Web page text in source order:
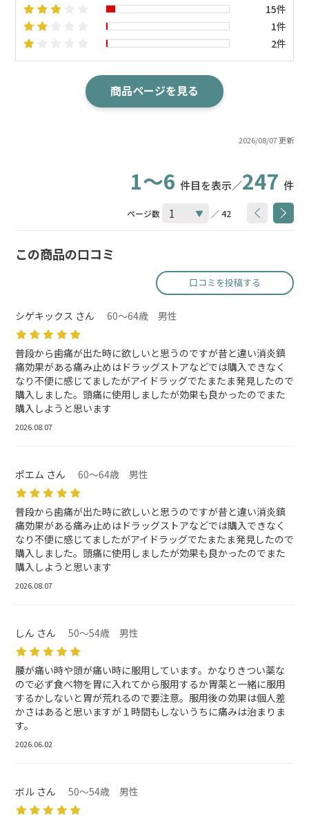
2026/08/07 更新
15件
1件
2件
商品ページを見る
1～6 件目を表示／247 件
ページ数 ／ 42
この商品の口コミ
口コミを投稿する
シゲキックス さん 60～64歳 男性
普段から歯痛が出た時に欲しいと思うのですが昔と違い消炎鎮
痛効果がある痛み止めはドラッグストアなどでは購入できなく
なり不便に感じてましたがアイドラッグでたまたま発見したので
購入しました。頭痛に使用しましたが効果も良かったのでまた
購入しようと思います
2026.08.07
ポエム さん 60～64歳 男性
普段から歯痛が出た時に欲しいと思うのですが昔と違い消炎鎮
痛効果がある痛み止めはドラッグストアなどでは購入できなく
なり不便に感じてましたがアイドラッグでたまたま発見したので
購入しました。頭痛に使用しましたが効果も良かったのでまた
購入しようと思います
2026.08.07
しん さん 50～54歳 男性
腰が痛い時や頭が痛い時に服用しています。かなりきつい薬な
ので必ず食べ物を胃に入れてから服用するか胃薬と一緒に服用
するかしないと胃が荒れるので要注意。服用後の効果は個人差
かさはあると思いますが１時間もしないうちに痛みは治まりま
す。
2026.06.02
ボル さん 50～54歳 男性